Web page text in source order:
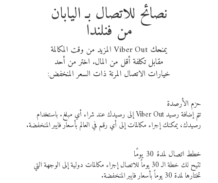
نصائح للاتصال بـ اليابان
من فنلندا
يمنحك Viber Out المزيد من وقت المكالمة
مقابل تكلفة أقل من المال. اختر من أحد
خيارات الاتصال المرنة ذات السعر المنخفض:
حزم الأرصدة
تتم إضافة رصيد Viber Out إلى رصيدك عند شراء أي مبلغ. باستخدام
رصيدك، يمكنك إجراء مكالمات إلى أي رقم في العالم بأسعار فايبر المنخفضة.
خطط اتصال لمدة 30 يومًا
تتيح لك خطة الـ 30 يوماً للاتصال إجراء مكالمات دولية إلى الوجهة التي
تختارها لمدة 30 يوماً بأسعار فايبر المنخفضة.